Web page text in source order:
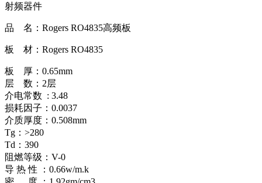
射频器件
品 名：Rogers RO4835高频板
板 材：Rogers RO4835
板 厚：0.65mm
层 数：2层
介电常数 : 3.48
损耗因子：0.0037
介质厚度：0.508mm
Tg：>280
Td：390
阻燃等级：V-0
导 热 性 ：0.66w/m.k